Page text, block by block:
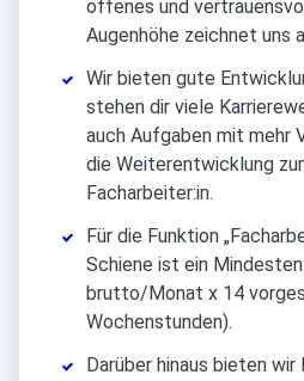
offenes und
Augenhöhe zeichnet uns
Wir bieten gute
stehen dir viele
auch Aufgaben mit mehr
die Weiterentwicklung
Facharbeiter:in.
Für die Funktion
Schiene ist ein
brutto/Monat x 14
Wochenstunden).
Darüber hinaus bieten